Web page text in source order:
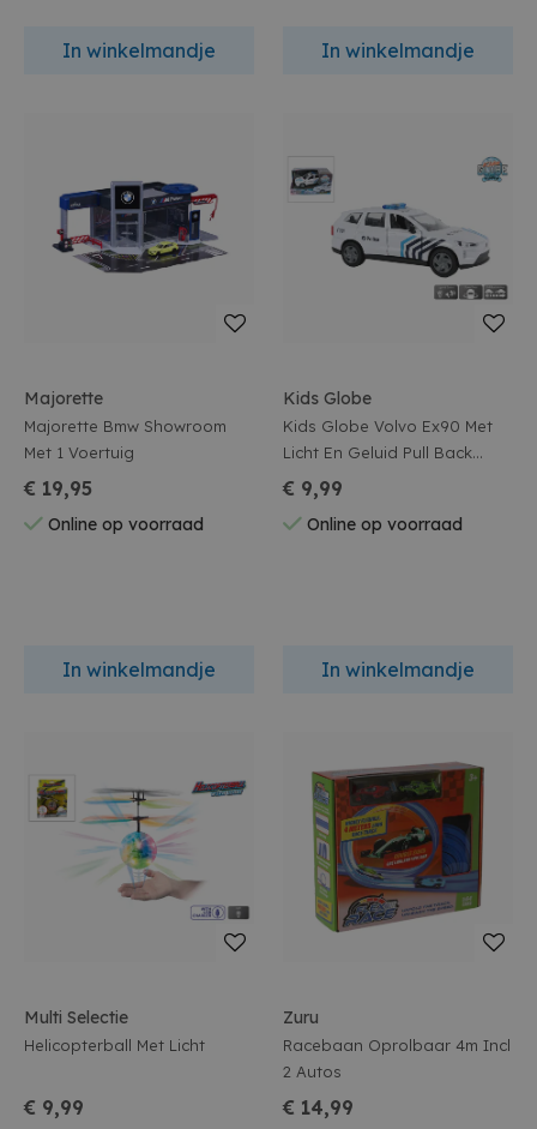
In winkelmandje In winkelmandje
Majorette
Majorette Bmw Showroom
Met 1 Voertuig
€ 19,95
Online op voorraad
In winkelmandje
Kids Globe
Kids Globe Volvo Ex90 Met
Licht En Geluid Pull Back
13.5cm
€ 9,99
Online op voorraad
In winkelmandje
Multi Selectie
Helicopterball Met Licht
€ 9,99
Zuru
Racebaan Oprolbaar 4m Incl
2 Autos
€ 14,99